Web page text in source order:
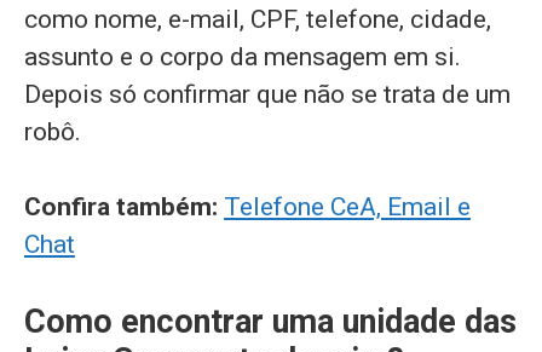
como nome, e-mail, CPF, telefone, cidade,
assunto e o corpo da mensagem em si.
Depois só confirmar que não se trata de um
robô.
Confira também: Telefone CeA, Email e
Chat
Como encontrar uma unidade das